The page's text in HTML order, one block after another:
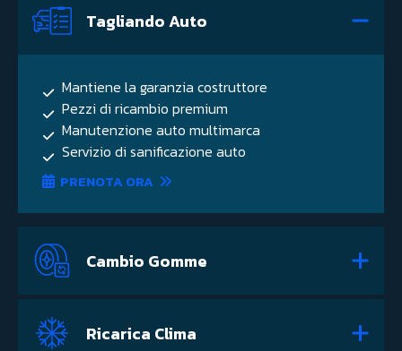
Tagliando Auto
Mantiene la garanzia costruttore
Pezzi di ricambio premium
Manutenzione auto multimarca
Servizio di sanificazione auto
PRENOTA ORA
Cambio Gomme
Ricarica Clima